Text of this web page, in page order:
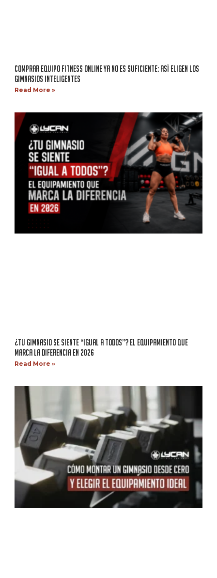
COMPRAR EQUIPO FITNESS ONLINE YA NO ES SUFICIENTE: ASÍ ELIGEN LOS
GIMNASIOS INTELIGENTES
Read More »
¿TU GIMNASIO SE SIENTE “IGUAL A TODOS”? EL EQUIPAMIENTO QUE
MARCA LA DIFERENCIA EN 2026
Read More »